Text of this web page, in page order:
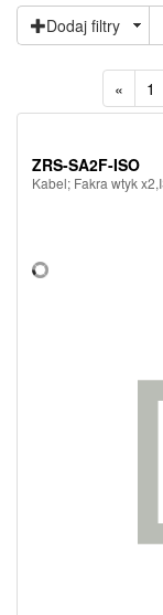
Dodaj filtry
« 1
ZRS-SA2F-ISO
Kabel; Fakra wtyk